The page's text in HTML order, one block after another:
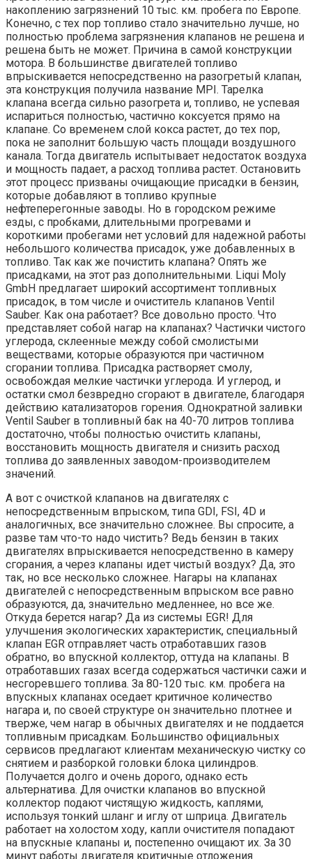
накоплению загрязнений 10 тыс. км. пробега по Европе.
Конечно, с тех пор топливо стало значительно лучше, но
полностью проблема загрязнения клапанов не решена и
решена быть не может. Причина в самой конструкции
мотора. В большинстве двигателей топливо
впрыскивается непосредственно на разогретый клапан,
эта конструкция получила название MPI. Тарелка
клапана всегда сильно разогрета и, топливо, не успевая
испариться полностью, частично коксуется прямо на
клапане. Со временем слой кокса растет, до тех пор,
пока не заполнит большую часть площади воздушного
канала. Тогда двигатель испытывает недостаток воздуха
и мощность падает, а расход топлива растет. Остановить
этот процесс призваны очищающие присадки в бензин,
которые добавляют в топливо крупные
нефтеперегонные заводы. Но в городском режиме
езды, с пробками, длительными прогревами и
короткими пробегами нет условий для надежной работы
небольшого количества присадок, уже добавленных в
топливо. Так как же почистить клапана? Опять же
присадками, на этот раз дополнительными. Liqui Moly
GmbH предлагает широкий ассортимент топливных
присадок, в том числе и очиститель клапанов Ventil
Sauber. Как она работает? Все довольно просто. Что
представляет собой нагар на клапанах? Частички чистого
углерода, склеенные между собой смолистыми
веществами, которые образуются при частичном
сгорании топлива. Присадка растворяет смолу,
освобождая мелкие частички углерода. И углерод, и
остатки смол безвредно сгорают в двигателе, благодаря
действию катализаторов горения. Однократной заливки
Ventil Sauber в топливный бак на 40-70 литров топлива
достаточно, чтобы полностью очистить клапаны,
восстановить мощность двигателя и снизить расход
топлива до заявленных заводом-производителем
значений.
А вот с очисткой клапанов на двигателях с
непосредственным впрыском, типа GDI, FSI, 4D и
аналогичных, все значительно сложнее. Вы спросите, а
разве там что-то надо чистить? Ведь бензин в таких
двигателях впрыскивается непосредственно в камеру
сгорания, а через клапаны идет чистый воздух? Да, это
так, но все несколько сложнее. Нагары на клапанах
двигателей с непосредственным впрыском все равно
образуются, да, значительно медленнее, но все же.
Откуда берется нагар? Да из системы EGR! Для
улучшения экологических характеристик, специальный
клапан EGR отправляет часть отработавших газов
обратно, во впускной коллектор, оттуда на клапаны. В
отработавших газах всегда содержаться частички сажи и
несгоревшего топлива. За 80-120 тыс. км. пробега на
впускных клапанах оседает критичное количество
нагара и, по своей структуре он значительно плотнее и
тверже, чем нагар в обычных двигателях и не поддается
топливным присадкам. Большинство официальных
сервисов предлагают клиентам механическую чистку со
снятием и разборкой головки блока цилиндров.
Получается долго и очень дорого, однако есть
альтернатива. Для очистки клапанов во впускной
коллектор подают чистящую жидкость, каплями,
используя тонкий шланг и иглу от шприца. Двигатель
работает на холостом ходу, капли очистителя попадают
на впускные клапаны и, постепенно очищают их. За 30
минут работы двигателя критичные отложения